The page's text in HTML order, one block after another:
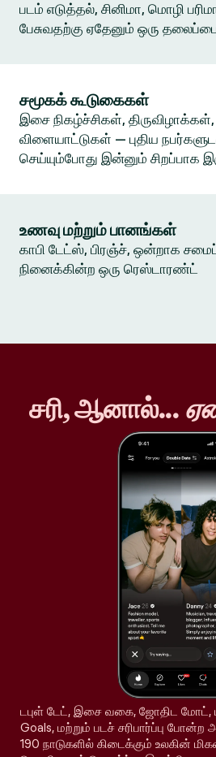
படம் எடுத்தல், சினிமா, மொழி
பேசுவதற்கு ஏதேனும் ஒரு
சமூகக் கூடுகைகள்
இசை நிகழ்ச்சிகள்,
விளையாட்டுகள் — புதிய
செய்யும்போது இன்னும் சிறப்பாக
உணவு மற்றும் பானங்கள்
காபி டேட்ஸ், பிரஞ்ச், ஒன்றாக
நினைக்கின்ற ஒரு ரெஸ்டாரண்ட்
சரி, ஆனால்...
டபுள் டேட், இசை வகை, ஜோதிட மோட்,
Goals, மற்றும் படச் சரிபார்ப்பு
190 நாடுகளில் கிடைக்கும் உலகின்